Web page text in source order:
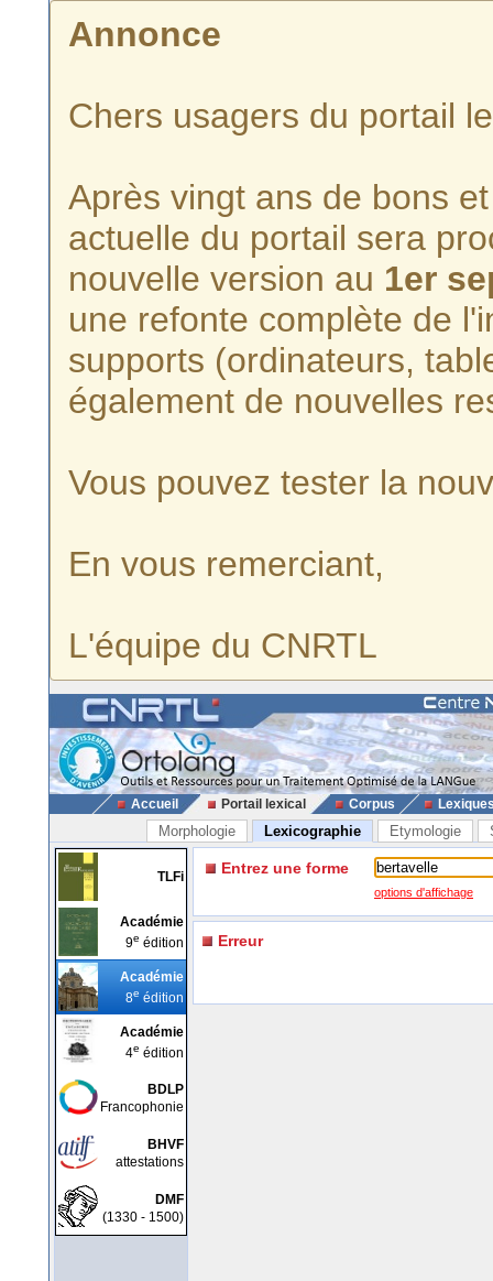
Annonce
Chers usagers du portail
Après vingt ans de bons
actuelle du portail sera
nouvelle version au 1er
une refonte complète de
supports (ordinateurs,
également de nouvelles
Vous pouvez tester la
En vous remerciant,
L'équipe du CNRTL
Accueil Portail lexical Corpus
Morphologie Lexicographie Etymologie
TLFi
Académie
9e édition
Académie
8e édition
Académie
4e édition
BDLP
Francophonie
BHVF
attestations
DMF
(1330 - 1500)
Entrez une forme
options d'affichage
Erreur